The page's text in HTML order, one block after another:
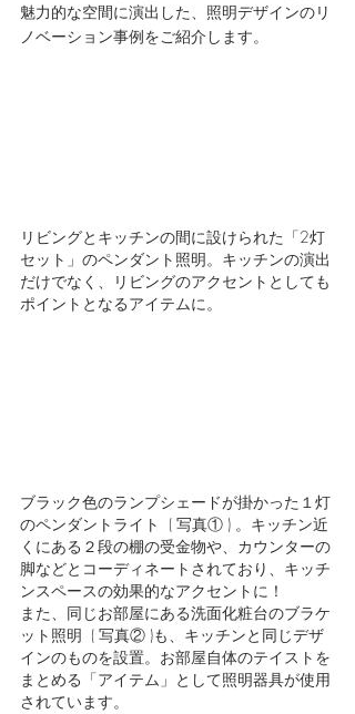
魅力的な空間に演出した、照明デザインのリ
ノベーション事例をご紹介します。
リビングとキッチンの間に設けられた「2灯
セット」のペンダント照明。キッチンの演出
だけでなく、リビングのアクセントとしても
ポイントとなるアイテムに。
ブラック色のランプシェードが掛かった１灯
のペンダントライト  ( 写真① ) 。キッチン近
くにある２段の棚の受金物や、カウンターの
脚などとコーディネートされており、キッチ
ンスペースの効果的なアクセントに！
また、同じお部屋にある洗面化粧台のブラケ
ット照明  ( 写真② )も、キッチンと同じデザ
インのものを設置。お部屋自体のテイストを
まとめる「アイテム」として照明器具が使用
されています。